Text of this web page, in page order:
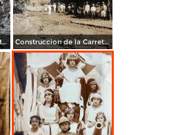
Construccion de la Carretera Nacional entre Teziutlán, Puebla a Nautla Veracruz autor del proyecto Moises Posos Tapia. Construccion de la Carretera Nacional entre Teziutlán, Puebla a Nautla Veracruz autor del proyecto Moises Posos Tapia.